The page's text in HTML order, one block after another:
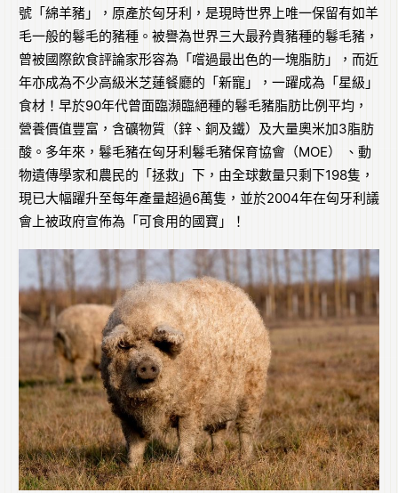
號「綿羊豬」，原產於匈牙利，是現時世界上唯一保留有如羊
毛一般的鬈毛的豬種。被譽為世界三大最矜貴豬種的鬈毛豬，
曾被國際飲食評論家形容為「嚐過最出色的一塊脂肪」，而近
年亦成為不少高級米芝蓮餐廳的「新寵」，一躍成為「星級」
食材！早於90年代曾面臨瀕臨絕種的鬈毛豬脂肪比例平均，
營養價值豐富，含礦物質（鋅、銅及鐵）及大量奧米加3脂肪
酸。多年來，鬈毛豬在匈牙利鬈毛豬保育協會（MOE） 、動
物遺傳學家和農民的「拯救」下，由全球數量只剩下198隻，
現已大幅躍升至每年產量超過6萬隻，並於2004年在匈牙利議
會上被政府宣佈為「可食用的國寶」！